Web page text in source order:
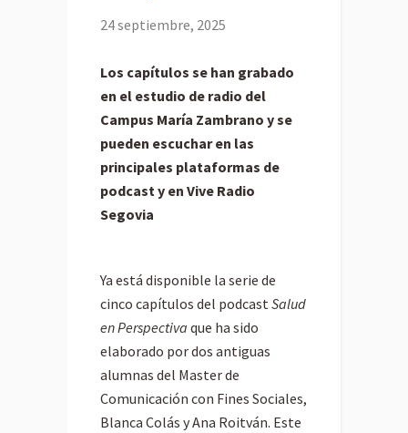
24 septiembre, 2025
Los capítulos se han grabado
en el estudio de radio del
Campus María Zambrano y se
pueden escuchar en las
principales plataformas de
podcast y en Vive Radio
Segovia
Ya está disponible la serie de
cinco capítulos del podcastSalud
en Perspectiva que ha sido
elaborado por dos antiguas
alumnas del Master de
Comunicación con Fines Sociales,
Blanca Colás y Ana Roitván. Este